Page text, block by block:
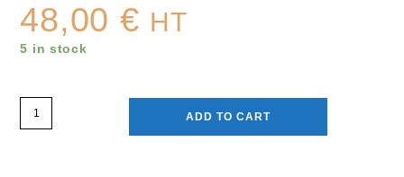
48,00 € HT
5 in stock
ADD TO CART